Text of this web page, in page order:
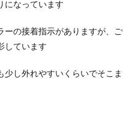
になっています
ーの接着指示がありますが、
しています
少し外れやすいくらいでそこ